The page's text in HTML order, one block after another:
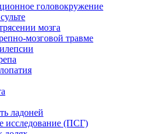
головокружение
мозга
мозговой травме
ладоней
исследование (ПСГ)